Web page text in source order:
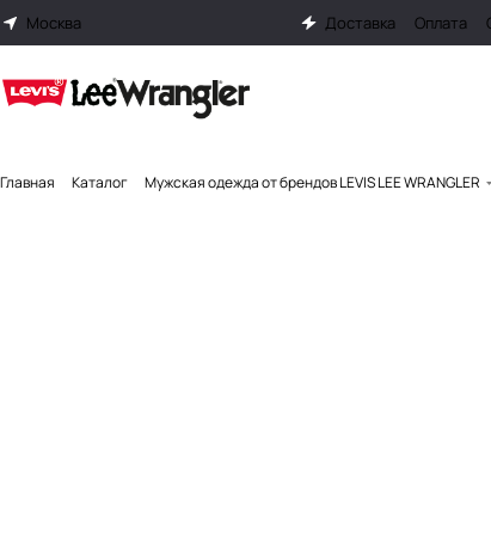
Москва Доставка Оплата
Главная Каталог Мужская одежда от брендов LEVIS LEE WRANGLER